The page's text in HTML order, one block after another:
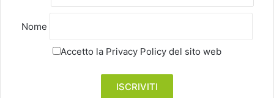
Nome
Accetto la Privacy Policy del sito web